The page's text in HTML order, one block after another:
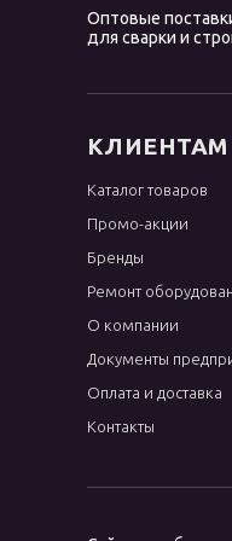
OK 96.40
OK Ni Cl
OK NiFe Cl
R-143
WC
WE
WL
WP
Оптовые
для сварки и
КЛИЕНТАМ
Каталог товаров
Промо-акции
Бренды
Ремонт
О компании
Документы
Оплата и доставка
Контакты